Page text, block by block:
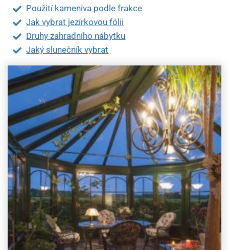
Použití kameniva podle frakce
Jak vybrat jezírkovou fólii
Druhy zahradního nábytku
Jaký slunečník vybrat